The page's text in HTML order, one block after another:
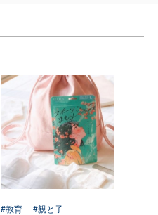
#教育 #親と子